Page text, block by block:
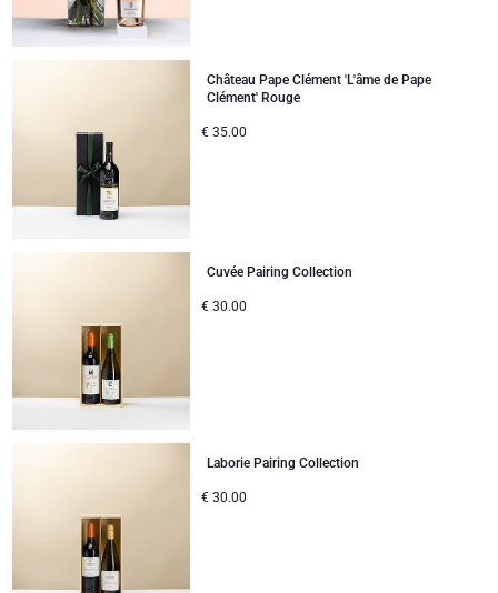
Château Pape Clément 'L'âme de Pape
Clément' Rouge
€ 35.00
Cuvée Pairing Collection
€ 30.00
Laborie Pairing Collection
€ 30.00